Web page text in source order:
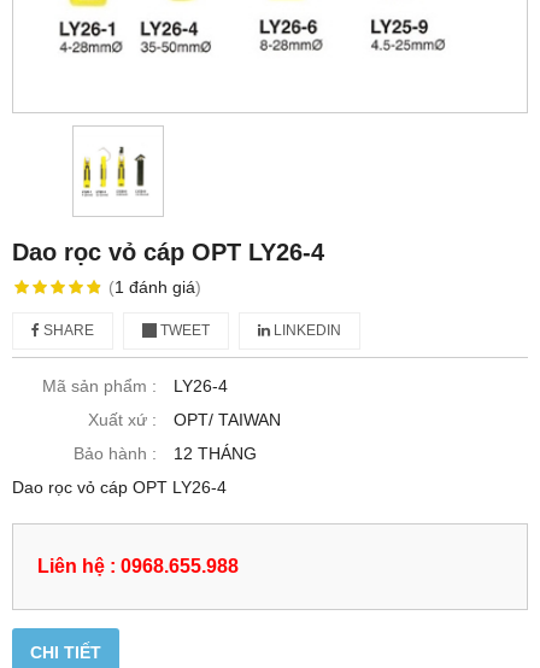
Dao rọc vỏ cáp OPT LY26-4
(1 đánh giá)
SHARE TWEET LINKEDIN
Mã sản phẩm :
LY26-4
Xuất xứ :
OPT/ TAIWAN
Bảo hành :
12 THÁNG
Dao rọc vỏ cáp OPT LY26-4
Liên hệ : 0968.655.988
CHI TIẾT